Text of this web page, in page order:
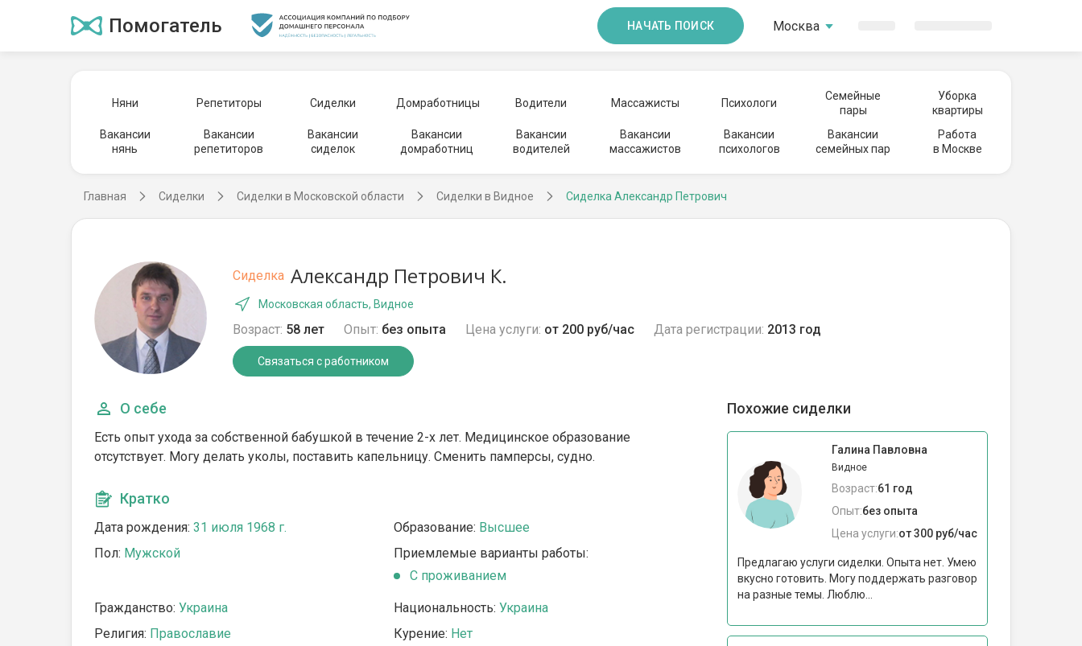
Помогатель НАЧАТЬ ПОИСК Москва
Няни Репетиторы Сиделки Домработницы Водители Массажисты Психологи
Семейные
пары
Уборка
квартиры
Вакансии
нянь
Вакансии
репетиторов
Вакансии
сиделок
Вакансии
домработниц
Вакансии
водителей
Вакансии
массажистов
Вакансии
психологов
Вакансии
семейных пар
Работа
в Москве
Главная Сиделки Сиделки в Московской области Сиделки в Видное Сиделка Александр Петрович
Сиделка Александр Петрович К.
Московская область, Видное
Возраст: 58 лет Опыт: без опыта Цена услуги: от 200 руб/час Дата регистрации: 2013 год
Связаться с работником
О себе
Есть опыт ухода за собственной бабушкой в течение 2-х лет. Медицинское образование
отсутствует. Могу делать уколы, поставить капельницу. Сменить памперсы, судно.
Кратко
Дата рождения: 31 июля 1968 г. Образование: Высшее
Пол: Мужской
Приемлемые варианты работы:
C проживанием
Гражданство: Украина Национальность: Украина
Религия: Православие Курение: Нет
Похожие сиделки
Галина Павловна
Видное
Возраст:61 год
Опыт:без опыта
Цена услуги:от 300 руб/час
Предлагаю услуги сиделки. Опыта нет. Умею
вкусно готовить. Могу поддержать разговор
на разные темы. Люблю...